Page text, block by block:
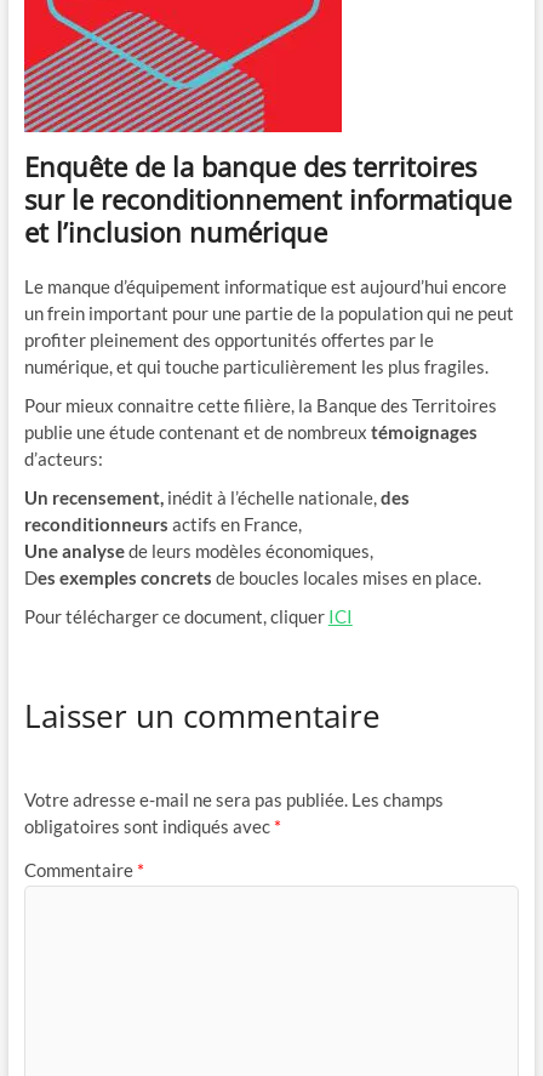
Enquête de la banque des territoires
sur le reconditionnement informatique
et l’inclusion numérique
Le manque d’équipement informatique est aujourd’hui encore
un frein important pour une partie de la population qui ne peut
profiter pleinement des opportunités offertes par le
numérique, et qui touche particulièrement les plus fragiles.
Pour mieux connaitre cette filière, la Banque des Territoires
publie une étude contenant et de nombreux témoignages
d’acteurs:
Un recensement,inédit à l’échelle nationale,des
reconditionneurs actifs en France,
Une analysede leurs modèles économiques,
Des exemples concrets de boucles locales mises en place.
Pour télécharger ce document, cliquer ICI
Laisser un commentaire
Votre adresse e-mail ne sera pas publiée. Les champs
obligatoires sont indiqués avec *
Commentaire *